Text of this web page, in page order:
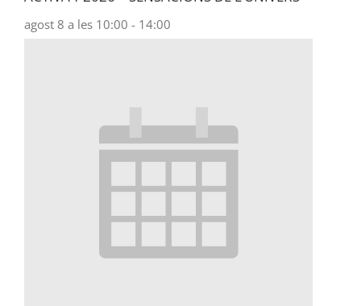
agost 8 a les 10:00 - 14:00